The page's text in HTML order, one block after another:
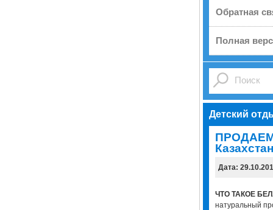
Обратная
Полная
Детский
Дата:
ЧТО ТАКОЕ
натуральный